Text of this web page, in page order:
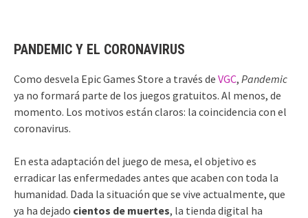
PANDEMIC Y EL CORONAVIRUS
Como desvela Epic Games Store a través de VGC, Pandemic
ya no formará parte de los juegos gratuitos. Al menos, de
momento. Los motivos están claros: la coincidencia con el
coronavirus.
En esta adaptación del juego de mesa, el objetivo es
erradicar las enfermedades antes que acaben con toda la
humanidad. Dada la situación que se vive actualmente, que
ya ha dejado cientos de muertes, la tienda digital ha